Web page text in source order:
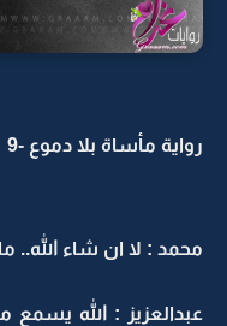
رواية مأساة بلا دموع -9
محمد : لا ان شاء الله..
عبدالعزيز : الله